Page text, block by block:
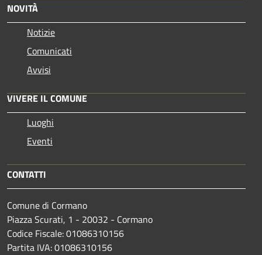
NOVITÀ
Notizie
Comunicati
Avvisi
VIVERE IL COMUNE
Luoghi
Eventi
CONTATTI
Comune di Cormano
Piazza Scurati, 1 - 20032 - Cormano
Codice Fiscale: 01086310156
Partita IVA: 01086310156